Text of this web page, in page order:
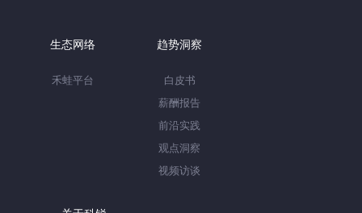
生态网络
禾蛙平台
趋势洞察
白皮书
薪酬报告
前沿实践
观点洞察
视频访谈